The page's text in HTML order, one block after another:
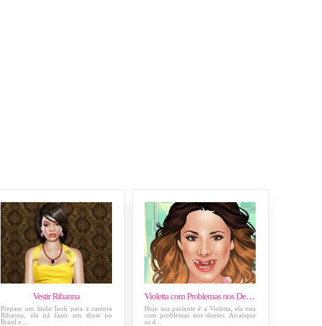
Vestir Rihanna
Prepare um lindo look para a cantora
Rihanna, ela irá fazer um show no
Brasil e ...
Violetta com Problemas nos Dentes
Hoje sua paciente é a Violetta, ela esta
com problemas nos dentes. Arranque
os d...